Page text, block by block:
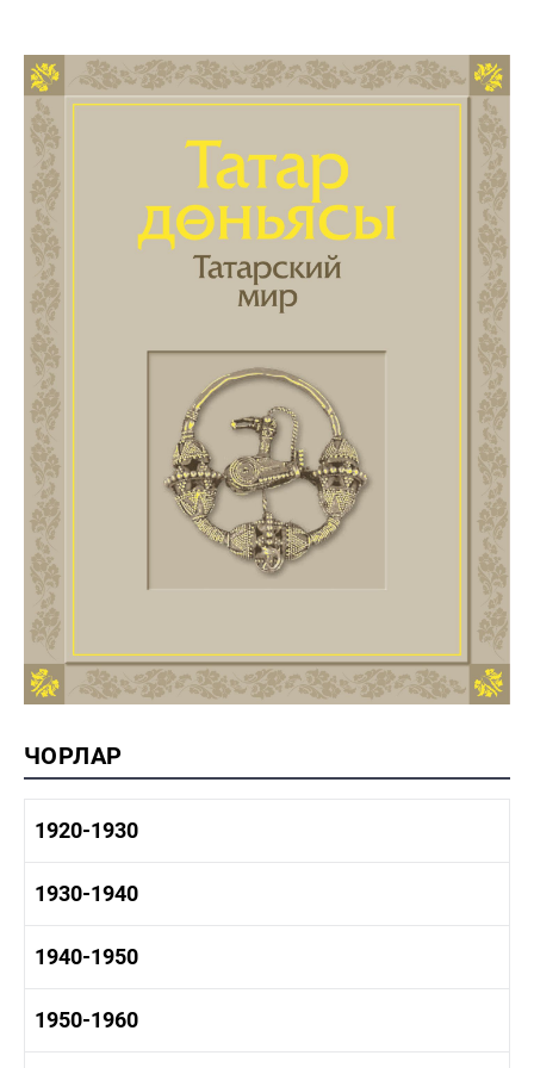
ЧОРЛАР
1920-1930
1920-1930 тарих
1920-1930 мәдәният
1930-1940
1930-1940 тарих
1930-1940 мәдәният
1940-1950
1940-1950 тарих
1940-1950 мәдәният
1950-1960